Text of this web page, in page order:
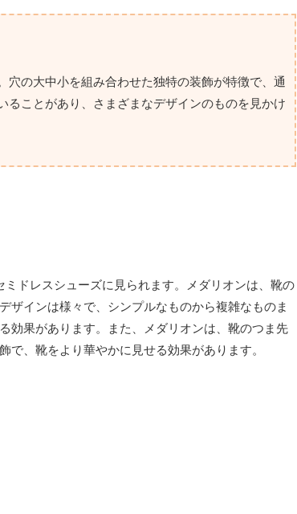
の大中小を組み合わせた独特の装飾が特徴で、通
ことがあり、さまざまなデザインのものを見かけ
ミドレスシューズに見られます。メダリオンは、靴の
ザインは様々で、シンプルなものから複雑なものま
効果があります。また、メダリオンは、靴のつま先
、靴をより華やかに見せる効果があります。